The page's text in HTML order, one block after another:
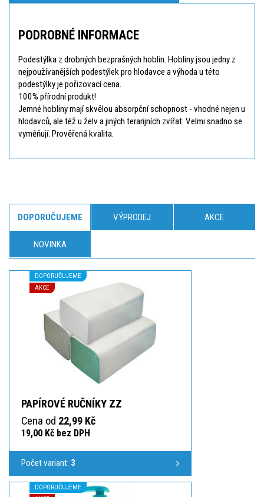
PODROBNÉ INFORMACE
Podestýlka z drobných bezprašných hoblin. Hobliny jsou jedny z
nejpoužívanějších podestýlek pro hlodavce a výhoda u této
podestýlky je pořizovací cena.
100% přírodní produkt!
Jemné hobliny mají skvělou absorpční schopnost - vhodné nejen u
hlodavců, ale též u želv a jiných terarijních zvířat. Velmi snadno se
vyměňují. Prověřená kvalita.
DOPORUČUJEME VÝPRODEJ AKCE
NOVINKA
DOPORUČUJEME
AKCE
PAPÍROVÉ RUČNÍKY ZZ
Cena od 22,99 Kč
19,00 Kč bez DPH
Počet variant: 3
DOPORUČUJEME